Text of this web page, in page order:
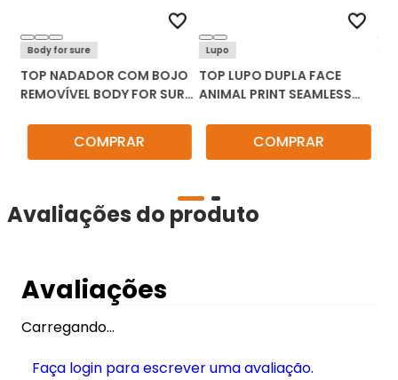
Body for sure
TOP NADADOR COM BOJO
REMOVÍVEL BODY FOR SURE
COMPRAR
Lupo
TOP LUPO DUPLA FACE
ANIMAL PRINT SEAMLESS
COMPRAR
Avaliações do produto
Avaliações
Carregando…
Faça login para escrever uma avaliação.